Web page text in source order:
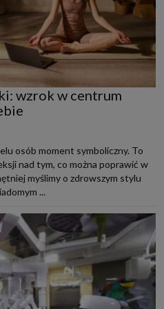
wzrok w centrum
osób moment symboliczny. To
nad tym, co można poprawić w
myślimy o zdrowszym stylu
...